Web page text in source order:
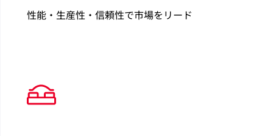
性能・生産性・信頼性で市場をリード